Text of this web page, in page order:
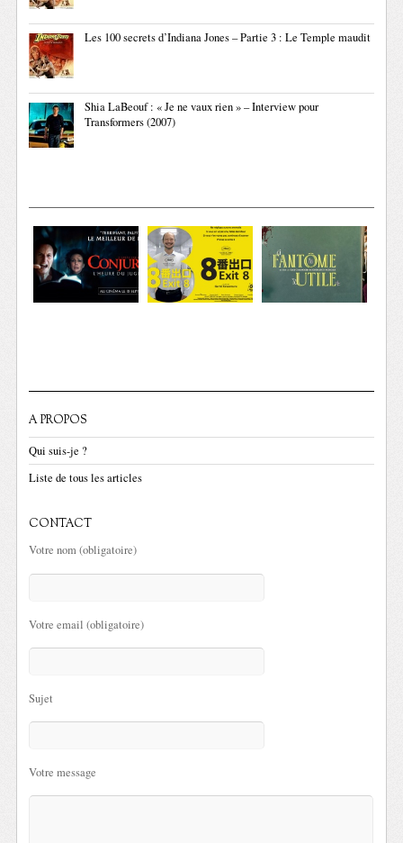
Les 100 secrets d’Indiana Jones – Partie 3 : Le Temple maudit
Shia LaBeouf : « Je ne vaux rien » – Interview pour
Transformers (2007)
A PROPOS
Qui suis-je ?
Liste de tous les articles
CONTACT
Votre nom (obligatoire)
Votre email (obligatoire)
Sujet
Votre message